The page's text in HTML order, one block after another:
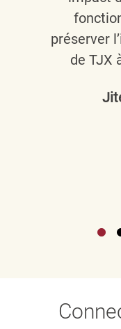
préserver
de TJX